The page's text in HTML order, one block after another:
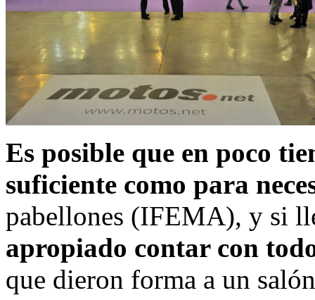
Es posible que en poco
suficiente como para
pabellones (IFEMA), y si
apropiado contar con
que dieron forma a un